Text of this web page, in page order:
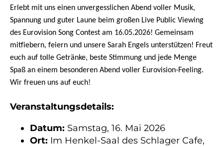
Erlebt mit uns einen unvergesslichen Abend voller Musik,
Spannung und guter Laune beim großen Live Public Viewing
des Eurovision Song Contest am 16.05.2026! Gemeinsam
mitfiebern, feiern und unsere Sarah Engels unterstützen! Freut
euch auf tolle Getränke, beste Stimmung und jede Menge
Spaß an einem besonderen Abend voller Eurovision-Feeling.
Wir freuen uns auf euch!
Veranstaltungsdetails:
Datum: Samstag, 16. Mai 2026
Ort: Im Henkel-Saal des Schlager Cafe,